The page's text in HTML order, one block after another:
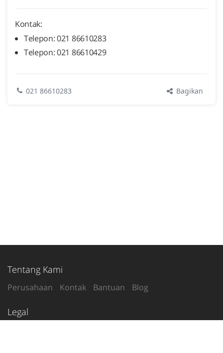
Kontak:
Telepon: 021 86610283
Telepon: 021 86610429
021 86610283 Bagikan
Tentang Kami
Perusahaan Kontak Bantuan Blog
Legal